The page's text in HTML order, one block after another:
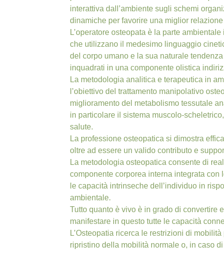
interattiva dall’ambiente sugli schemi
dinamiche per favorire una miglior
L’operatore osteopata è la parte
che utilizzano il medesimo linguaggio
del corpo umano e la sua naturale
inquadrati in una componente olistica
La metodologia analitica e terapeutica in
l’obiettivo del trattamento manipolativo
miglioramento del metabolismo tessutale
in particolare il sistema muscolo-
salute.
La professione osteopatica si dimostra
oltre ad essere un valido contributo e
La metodologia osteopatica consente di
componente corporea interna integrata
le capacità intrinseche dell’individuo in
ambientale.
Tutto quanto è vivo è in grado di convertire
manifestare in questo tutte le capacità
L’Osteopatia ricerca le restrizioni di
ripristino della mobilità normale o, in caso